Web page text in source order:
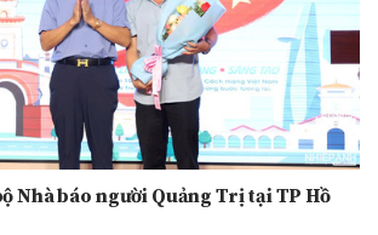
Nhà báo người Quảng Trị tại TP Hồ